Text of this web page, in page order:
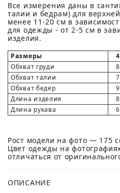
Все измерения даны в
талии и бедрам) для
менее 11-20 см в
для одежды - от 2-5 см в
изделия.
Размеры
Обхват груди
Обхват талии
Обхват бедер
Длина изделия
Длина рукава
Рост модели на фото — 175
Цвет одежды на
отличаться от
ОПИСАНИЕ